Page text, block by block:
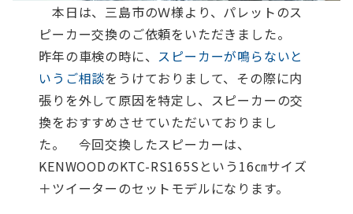
本日は、三島市のＷ様より、パレットのス
ピーカー交換のご依頼をいただきました。
昨年の車検の時に、 スピーカーが鳴らないと
いうご相談をうけておりまして、その際に内
張りを外して原因を特定し、スピーカーの交
換をおすすめさせていただいておりまし
た。
今回交換したスピーカーは、
KENWOODのKTC-RS165Sという16㎝サイズ
＋ツイーターのセットモデルになります。